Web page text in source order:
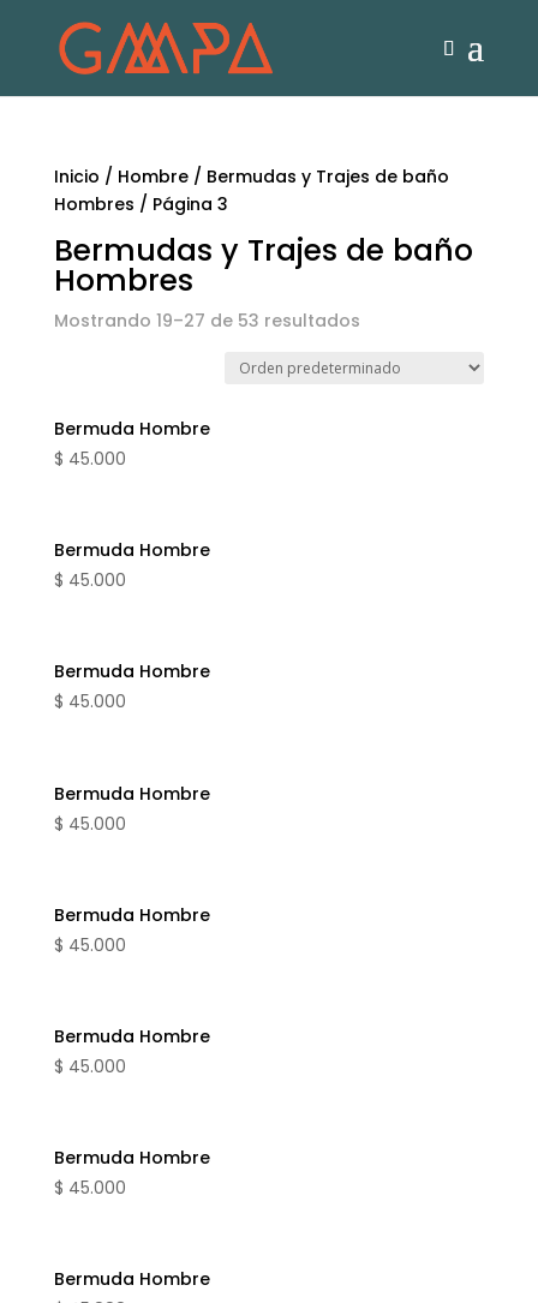
Inicio / Hombre/ Bermudas y Trajes de baño
Hombres / Página 3
Bermudas y Trajes de baño
Hombres
Mostrando 19–27 de 53 resultados
Bermuda Hombre
$ 45.000
Bermuda Hombre
$ 45.000
Bermuda Hombre
$ 45.000
Bermuda Hombre
$ 45.000
Bermuda Hombre
$ 45.000
Bermuda Hombre
$ 45.000
Bermuda Hombre
$ 45.000
Bermuda Hombre